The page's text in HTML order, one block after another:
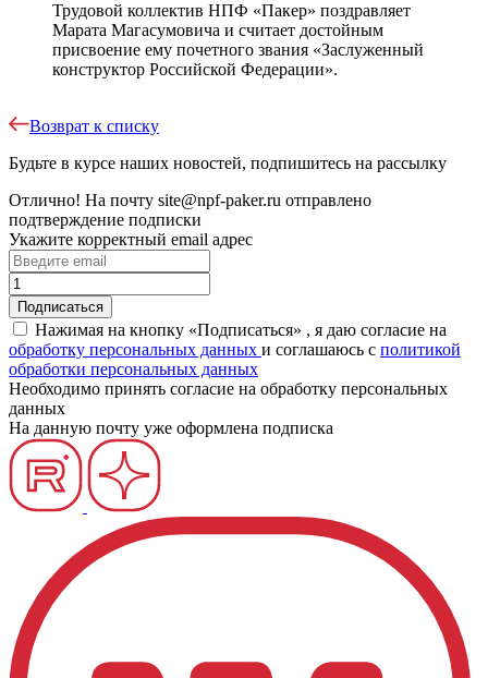
Трудовой коллектив НПФ «Пакер» поздравляет
Марата Магасумовича и считает достойным
присвоение ему почетного звания «Заслуженный
конструктор Российской Федерации».
Возврат к списку
Будьте в курсе наших новостей, подпишитесь на рассылку
Отлично! На почту site@npf-paker.ru отправлено
подтверждение подписки
Укажите корректный email адрес
Нажимая на кнопку «Подписаться» , я даю согласие на
обработку персональных данных и соглашаюсь c политикой
обработки персональных данных
Необходимо принять согласие на обработку персональных
данных
На данную почту уже оформлена подписка